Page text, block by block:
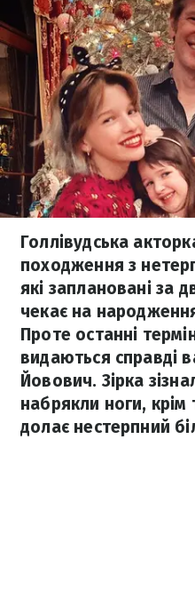
Голлівудська
походження з
які заплановані за
чекає на
Проте останні
видаються справді
Йовович. Зірка
набрякли ноги,
долає нестерпний